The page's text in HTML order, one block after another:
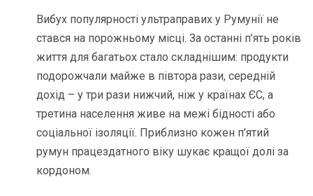
Вибух популярності ультраправих у Румунії не
стався на порожньому місці. За останні п’ять років
життя для багатьох стало складнішим: продукти
подорожчали майже в півтора рази, середній
дохід – у три рази нижчий, ніж у країнах ЄС, а
третина населення живе на межі бідності або
соціальної ізоляції. Приблизно кожен п’ятий
румун працездатного віку шукає кращої долі за
кордоном.